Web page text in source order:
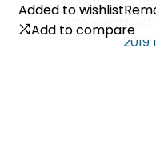
Added to wishlist
Add to compare
Added to wishlist
Add to compare